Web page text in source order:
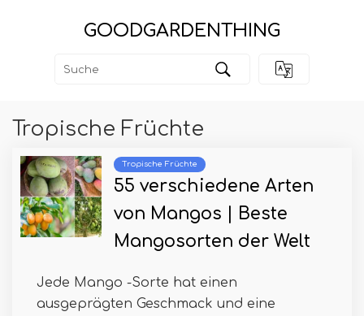
GOODGARDENTHING
Tropische Früchte
Tropische Früchte
55 verschiedene Arten
von Mangos | Beste
Mangosorten der Welt
Jede Mango -Sorte hat einen
ausgeprägten Geschmack und eine